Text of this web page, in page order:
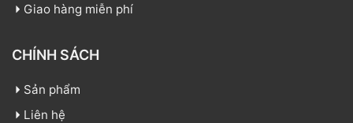
Giao hàng miễn phí
CHÍNH SÁCH
Sản phẩm
Liên hệ